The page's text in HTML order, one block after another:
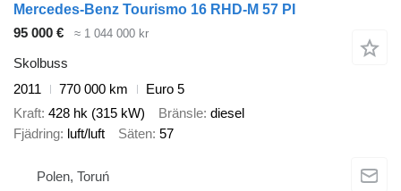
Mercedes-Benz Tourismo 16 RHD-M 57 PI
95 000 €
≈ 1 044 000 kr
Skolbuss
2011
770 000 km
Euro 5
Kraft 428 hk (315 kW) Bränsle diesel
Fjädring luft/luft Säten 57
Polen, Toruń